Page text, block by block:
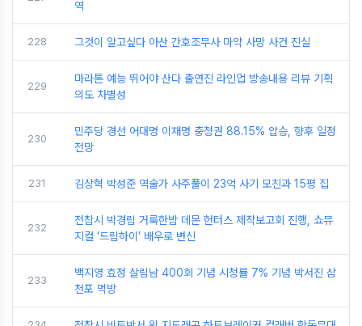
역
228 그것이 알고싶다 아산 간호조무사 마약 사망 사건 진실
229
마라톤 예능 뛰어야 산다 출연진 라인업 방송내용 리뷰 기획
의도 차별성
230
민주당 경선 어대명 이재명 충청권 88.15% 압승, 향후 일정
전망
231 김상혁 박성준 역술가 사주풀이 23억 사기 모친과 15평 집
232
전참시 박경림 거룩한밤 데몬 헌터스 제작보고회 진행, 쇼뮤
지컬 ‘드림하이’ 배우로 변신
233
백지영 효정 살림남 400회 기념 시청률 7% 기념 박서진 삼
천포 먹방